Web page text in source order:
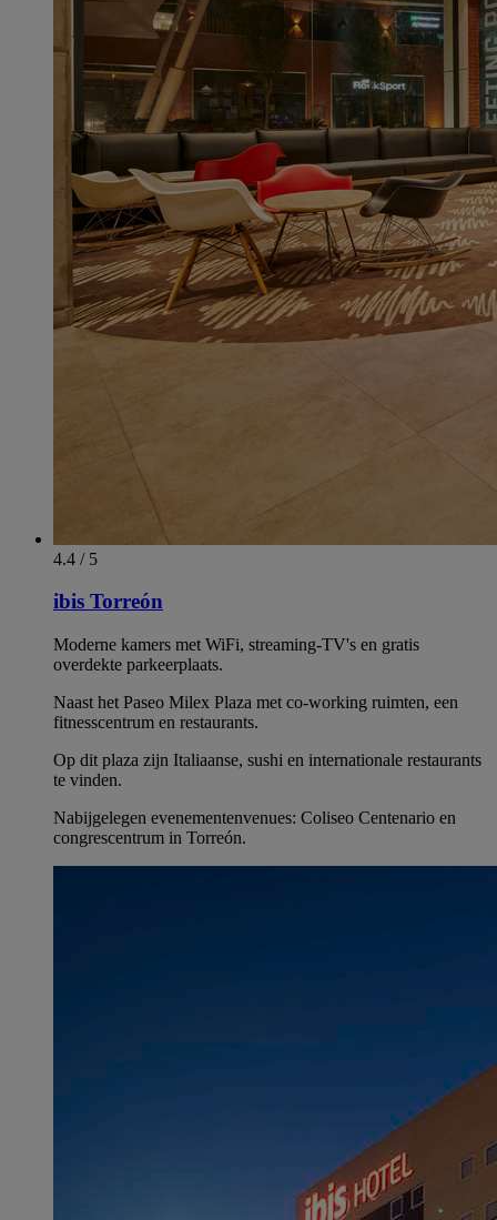
4.4 / 5
ibis Torreón
Moderne kamers met WiFi, streaming-TV's en gratis
overdekte parkeerplaats.
Naast het Paseo Milex Plaza met co-working ruimten, een
fitnesscentrum en restaurants.
Op dit plaza zijn Italiaanse, sushi en internationale restaurants
te vinden.
Nabijgelegen evenementenvenues: Coliseo Centenario en
congrescentrum in Torreón.